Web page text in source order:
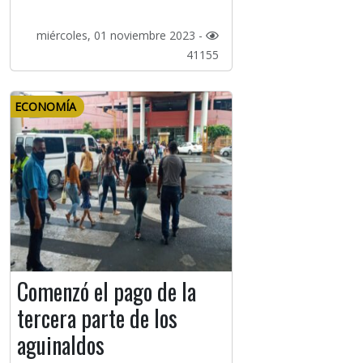
miércoles, 01 noviembre 2023 -
41155
ECONOMÍA
Comenzó el pago de la
tercera parte de los
aguinaldos